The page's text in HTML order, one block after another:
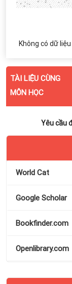
Không có dữ liệu
TÀI LIỆU CÙNG
MÔN HỌC
Yêu cầu
World Cat
Google Scholar
Bookfinder.com
Openlibrary.com